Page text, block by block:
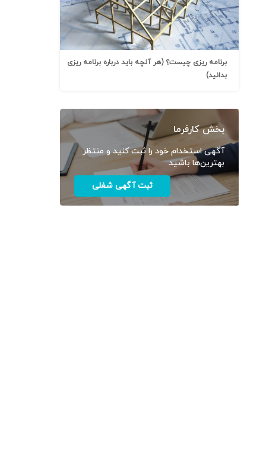
برنامه ریزی چیست؟ (هر آنچه باید درباره برنامه ریزی
بدانید)
بخش کارفرما
آگهی استخدام خود را ثبت کنید و منتظر
بهترین‌ها باشید
ثبت آگهی شغلی